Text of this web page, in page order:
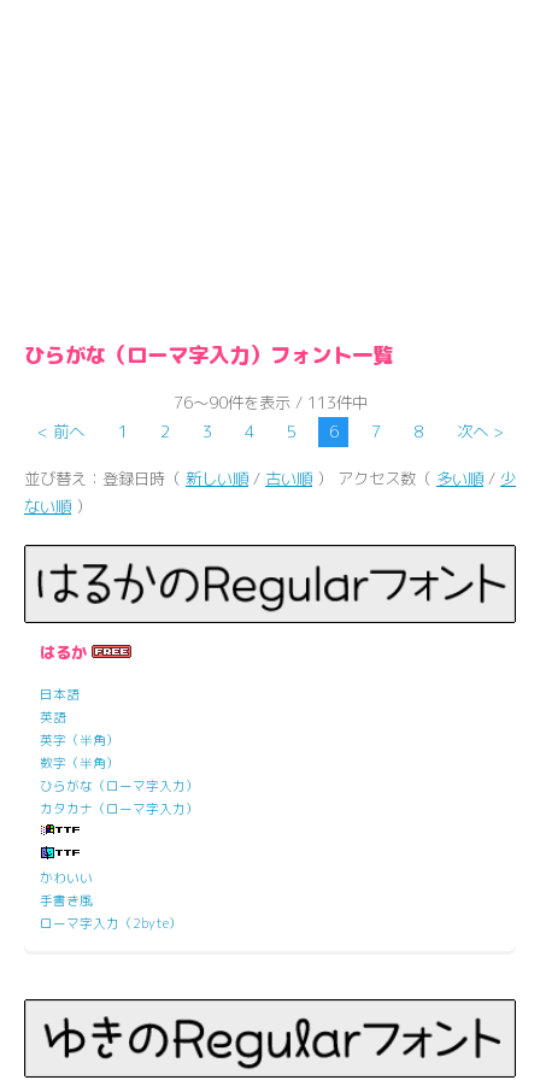
ひらがな（ローマ字入力）フォント一覧
76～90件を表示 / 113件中
< 前へ
1 2 3 4 5 6 7 8 次へ >
並び替え：登録日時（ 新しい順 / 古い順 ） アクセス数（ 多い順 / 少
ない順 ）
はるか
日本語
英語
英字（半角）
数字（半角）
ひらがな（ローマ字入力）
カタカナ（ローマ字入力）
かわいい
手書き風
ローマ字入力（2byte）